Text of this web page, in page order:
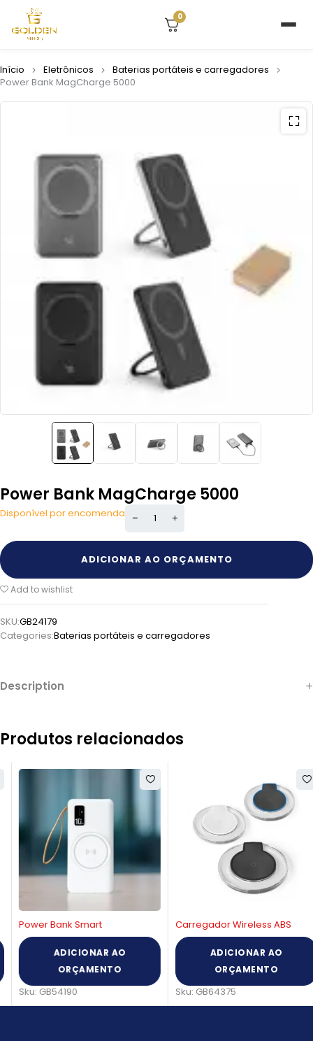
0
Início Eletrônicos
Baterias portáteis e carregadores
Power Bank MagCharge 5000
Power Bank MagCharge 5000
Disponível por encomenda
ADICIONAR AO ORÇAMENTO
Add to wishlist
SKU:GB24179
Categories:Baterias portáteis e carregadores
Description
Produtos relacionados
Power Bank Smart
ADICIONAR AO
ORÇAMENTO
Sku:GB54190
Carregador Wireless ABS
ADICIONAR AO
ORÇAMENTO
Sku:GB64375